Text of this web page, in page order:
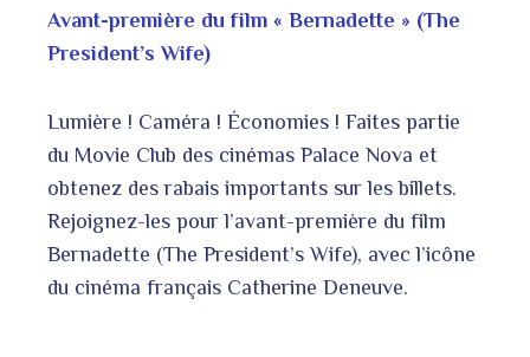
Avant-première du film « Bernadette » (The
President’s Wife)
Lumière ! Caméra ! Économies ! Faites partie
du Movie Club des cinémas Palace Nova et
obtenez des rabais importants sur les billets.
Rejoignez-les pour l’avant-première du film
Bernadette (The President’s Wife), avec l’icône
du cinéma français Catherine Deneuve.